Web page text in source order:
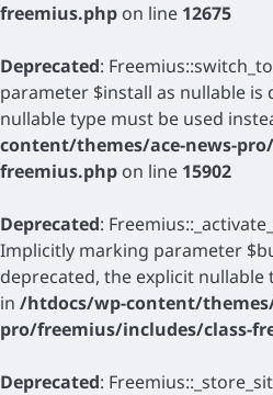
freemius.php on line 12675
Deprecated:
parameter $install as nullable is
nullable type must be used
content/themes/ace-news-
freemius.php on line 15902
Deprecated:
Implicitly marking parameter
deprecated, the explicit nullable
in /htdocs/wp-content/
pro/freemius/includes/class-
Deprecated: